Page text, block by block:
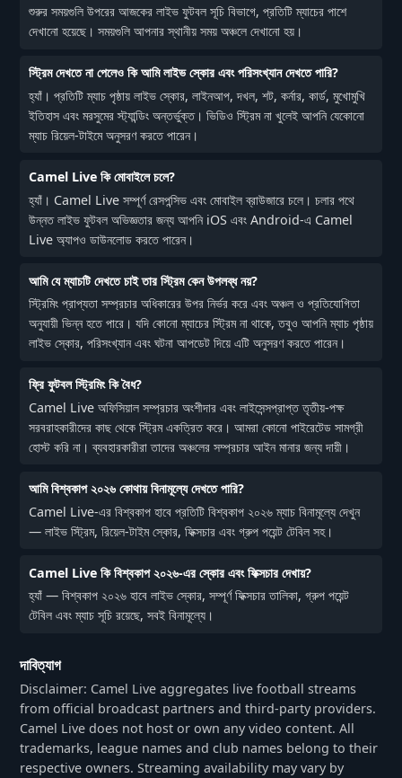
শুরুর সময়গুলি উপরের আজকের লাইভ ফুটবল সূচি বিভাগে, প্রতিটি ম্যাচের পাশে
দেখানো হয়েছে। সময়গুলি আপনার স্থানীয় সময় অঞ্চলে দেখানো হয়।
স্ট্রিম দেখতে না পেলেও কি আমি লাইভ স্কোর এবং পরিসংখ্যান দেখতে পারি?
হ্যাঁ। প্রতিটি ম্যাচ পৃষ্ঠায় লাইভ স্কোর, লাইনআপ, দখল, শট, কর্নার, কার্ড, মুখোমুখি
ইতিহাস এবং মরসুমের স্ট্যান্ডিং অন্তর্ভুক্ত। ভিডিও স্ট্রিম না খুলেই আপনি যেকোনো
ম্যাচ রিয়েল-টাইমে অনুসরণ করতে পারেন।
Camel Live কি মোবাইলে চলে?
হ্যাঁ। Camel Live সম্পূর্ণ রেসপন্সিভ এবং মোবাইল ব্রাউজারে চলে। চলার পথে
উন্নত লাইভ ফুটবল অভিজ্ঞতার জন্য আপনি iOS এবং Android-এ Camel
Live অ্যাপও ডাউনলোড করতে পারেন।
আমি যে ম্যাচটি দেখতে চাই তার স্ট্রিম কেন উপলব্ধ নয়?
স্ট্রিমিং প্রাপ্যতা সম্প্রচার অধিকারের উপর নির্ভর করে এবং অঞ্চল ও প্রতিযোগিতা
অনুযায়ী ভিন্ন হতে পারে। যদি কোনো ম্যাচের স্ট্রিম না থাকে, তবুও আপনি ম্যাচ পৃষ্ঠায়
লাইভ স্কোর, পরিসংখ্যান এবং ঘটনা আপডেট দিয়ে এটি অনুসরণ করতে পারেন।
ফ্রি ফুটবল স্ট্রিমিং কি বৈধ?
Camel Live অফিসিয়াল সম্প্রচার অংশীদার এবং লাইসেন্সপ্রাপ্ত তৃতীয়-পক্ষ
সরবরাহকারীদের কাছ থেকে স্ট্রিম একত্রিত করে। আমরা কোনো পাইরেটেড সামগ্রী
হোস্ট করি না। ব্যবহারকারীরা তাদের অঞ্চলের সম্প্রচার আইন মানার জন্য দায়ী।
আমি বিশ্বকাপ ২০২৬ কোথায় বিনামূল্যে দেখতে পারি?
Camel Live-এর বিশ্বকাপ হাবে প্রতিটি বিশ্বকাপ ২০২৬ ম্যাচ বিনামূল্যে দেখুন
— লাইভ স্ট্রিম, রিয়েল-টাইম স্কোর, ফিক্সচার এবং গ্রুপ পয়েন্ট টেবিল সহ।
Camel Live কি বিশ্বকাপ ২০২৬-এর স্কোর এবং ফিক্সচার দেখায়?
হ্যাঁ — বিশ্বকাপ ২০২৬ হাবে লাইভ স্কোর, সম্পূর্ণ ফিক্সচার তালিকা, গ্রুপ পয়েন্ট
টেবিল এবং ম্যাচ সূচি রয়েছে, সবই বিনামূল্যে।
দাবিত্যাগ
Disclaimer: Camel Live aggregates live football streams
from official broadcast partners and third-party providers.
Camel Live does not host or own any video content. All
trademarks, league names and club names belong to their
respective owners. Streaming availability may vary by